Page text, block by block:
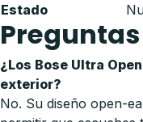
Estado
¿Los Bose Ultra
exterior?
No. Su diseño open-